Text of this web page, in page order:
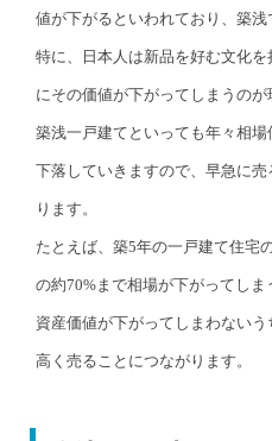
値が下がるといわれており、築浅
特に、日本人は新品を好む文化
にその価値が下がってしまうのが
築浅一戸建てといっても年々相
下落していきますので、早急に
ります。
たとえば、築5年の一戸建て住宅
の約70%まで相場が下がってしま
資産価値が下がってしまわない
高く売ることにつながります。